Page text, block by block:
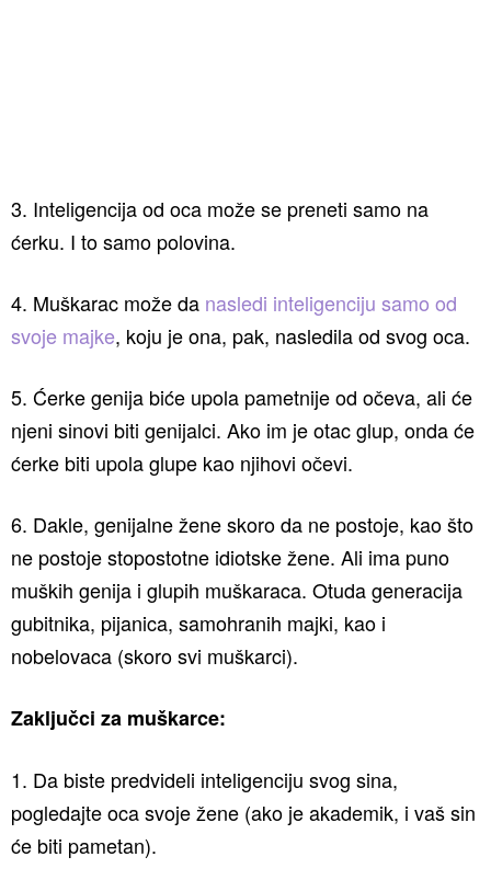
3. Inteligencija od oca može se preneti samo na
ćerku. I to samo polovina.
4. Muškarac može da nasledi inteligenciju samo od
svoje majke, koju je ona, pak, nasledila od svog oca.
5. Ćerke genija biće upola pametnije od očeva, ali će
njeni sinovi biti genijalci. Ako im je otac glup, onda će
ćerke biti upola glupe kao njihovi očevi.
6. Dakle, genijalne žene skoro da ne postoje, kao što
ne postoje stopostotne idiotske žene. Ali ima puno
muških genija i glupih muškaraca. Otuda generacija
gubitnika, pijanica, samohranih majki, kao i
nobelovaca (skoro svi muškarci).
Zaključci za muškarce:
1. Da biste predvideli inteligenciju svog sina,
pogledajte oca svoje žene (ako je akademik, i vaš sin
će biti pametan).